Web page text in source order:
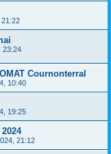
21:22
23:24
Cournonterral
10:40
19:25
21:12